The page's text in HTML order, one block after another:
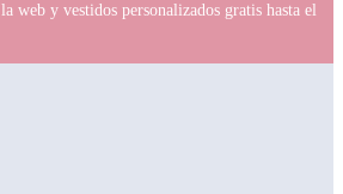
web y vestidos personalizados gratis hasta el